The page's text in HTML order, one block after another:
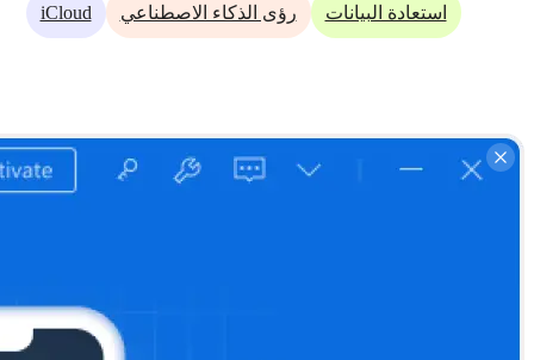
استعادة البيانات رؤى الذكاء الاصطناعي iCloud